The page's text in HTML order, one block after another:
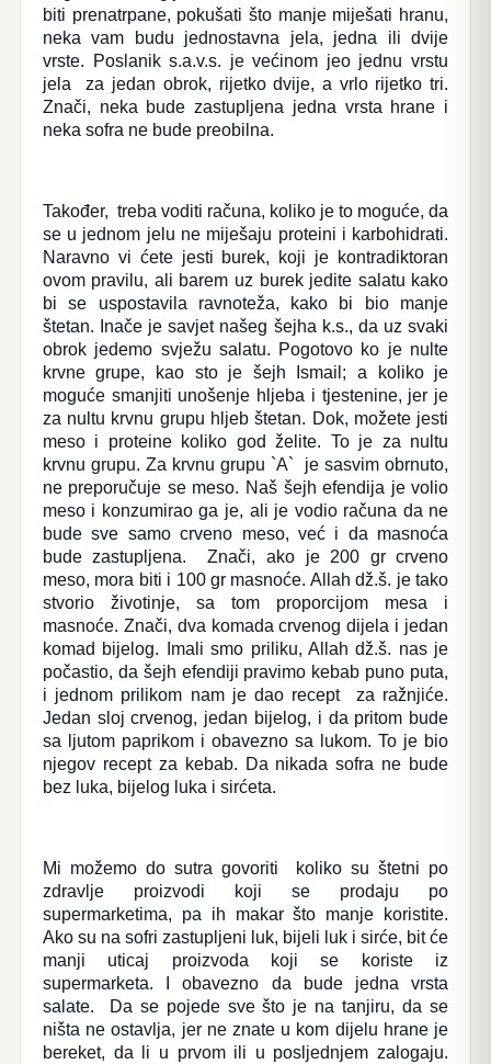
biti prenatrpane, pokušati što manje miješati hranu,
neka vam budu jednostavna jela, jedna ili dvije
vrste. Poslanik s.a.v.s. je većinom jeo jednu vrstu
jela za jedan obrok, rijetko dvije, a vrlo rijetko tri.
Znači, neka bude zastupljena jedna vrsta hrane i
neka sofra ne bude preobilna.
Također, treba voditi računa, koliko je to moguće, da
se u jednom jelu ne miješaju proteini i karbohidrati.
Naravno vi ćete jesti burek, koji je kontradiktoran
ovom pravilu, ali barem uz burek jedite salatu kako
bi se uspostavila ravnoteža, kako bi bio manje
štetan. Inače je savjet našeg šejha k.s., da uz svaki
obrok jedemo svježu salatu. Pogotovo ko je nulte
krvne grupe, kao sto je šejh Ismail; a koliko je
moguće smanjiti unošenje hljeba i tjestenine, jer je
za nultu krvnu grupu hljeb štetan. Dok, možete jesti
meso i proteine koliko god želite. To je za nultu
krvnu grupu. Za krvnu grupu `A` je sasvim obrnuto,
ne preporučuje se meso. Naš šejh efendija je volio
meso i konzumirao ga je, ali je vodio računa da ne
bude sve samo crveno meso, već i da masnoća
bude zastupljena. Znači, ako je 200 gr crveno
meso, mora biti i 100 gr masnoće. Allah dž.š. je tako
stvorio životinje, sa tom proporcijom mesa i
masnoće. Znači, dva komada crvenog dijela i jedan
komad bijelog. Imali smo priliku, Allah dž.š. nas je
počastio, da šejh efendiji pravimo kebab puno puta,
i jednom prilikom nam je dao recept za ražnjiće.
Jedan sloj crvenog, jedan bijelog, i da pritom bude
sa ljutom paprikom i obavezno sa lukom. To je bio
njegov recept za kebab. Da nikada sofra ne bude
bez luka, bijelog luka i sirćeta.
Mi možemo do sutra govoriti koliko su štetni po
zdravlje proizvodi koji se prodaju po
supermarketima, pa ih makar što manje koristite.
Ako su na sofri zastupljeni luk, bijeli luk i sirće, bit će
manji uticaj proizvoda koji se koriste iz
supermarketa. I obavezno da bude jedna vrsta
salate. Da se pojede sve što je na tanjiru, da se
ništa ne ostavlja, jer ne znate u kom dijelu hrane je
bereket, da li u prvom ili u posljednjem zalogaju.